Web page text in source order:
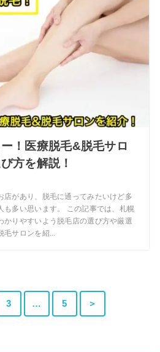
！医療脱毛&脱毛サロ
方を解説！
店があり、脱毛に通ってみたいけど多
も多い思います。 この記事では、札幌
かりやすいよう脱毛店の選び方や厳選
毛サロンを紹...
3 … 5 ＞